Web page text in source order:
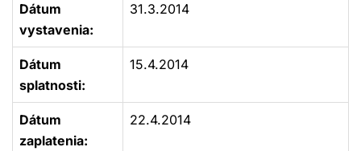
Dátum
vystavenia:
31.3.2014
Dátum
splatnosti:
15.4.2014
Dátum
zaplatenia:
22.4.2014